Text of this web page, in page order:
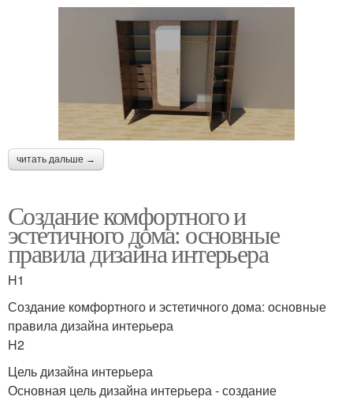
читать дальше →
Создание комфортного и
эстетичного дома: основные
правила дизайна интерьера
H1
Создание комфортного и эстетичного дома: основные
правила дизайна интерьера
H2
Цель дизайна интерьера
Основная цель дизайна интерьера - создание